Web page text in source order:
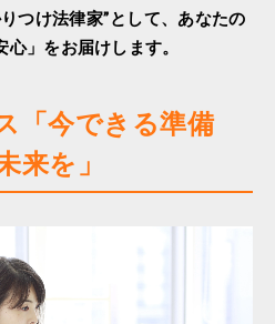
つけ法律家”として、あなたの
」をお届けします。
「今できる準備
来を」